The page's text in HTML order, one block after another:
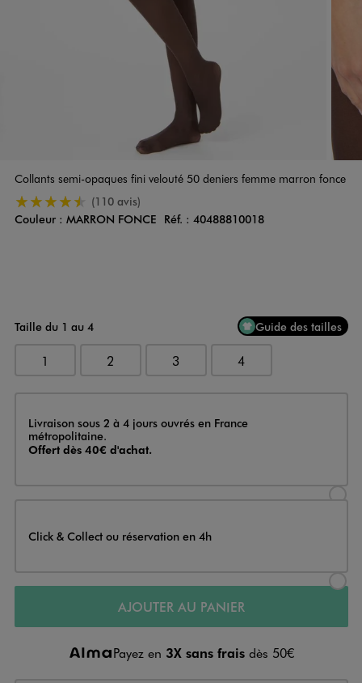
Collants semi-opaques fini velouté 50 deniers femme marron fonce
4.5/5 de moyenne
(110 avis)
Couleur
Couleur : MARRON FONCE Réf. : 40488810018
Taille du 1 au 4 Guide des tailles
1 2 3 4
Livraison
Livraison sous 2 à 4 jours ouvrés en France
métropolitaine.
Offert dès 40€ d'achat.
Click & Collect ou réservation en 4h
AJOUTER AU PANIER
Payez en 3X sans frais dès 50€